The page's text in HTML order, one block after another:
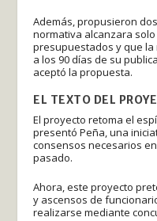
Además, propusieron
normativa alcanzara
presupuestados y que
a los 90 días de su
aceptó la propuesta.
EL TEXTO DEL
El proyecto retoma el
presentó Peña, una
consensos necesarios
pasado.
Ahora, este proyecto
y ascensos de
realizarse mediante